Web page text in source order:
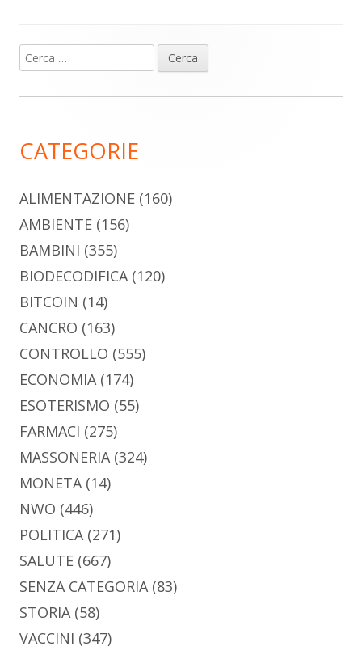
Barra
laterale
Ricerca
per:
CATEGORIE
ALIMENTAZIONE (160)
AMBIENTE (156)
BAMBINI (355)
BIODECODIFICA(120)
BITCOIN (14)
CANCRO (163)
CONTROLLO (555)
ECONOMIA(174)
ESOTERISMO (55)
FARMACI (275)
MASSONERIA(324)
MONETA(14)
NWO (446)
POLITICA(271)
SALUTE (667)
SENZA CATEGORIA(83)
STORIA(58)
VACCINI (347)